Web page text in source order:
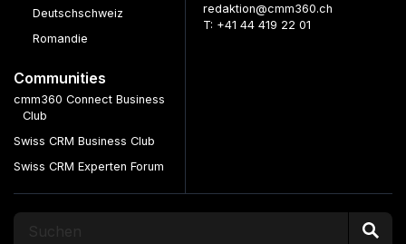
Deutschschweiz
Romandie
Communities
cmm360 Connect Business
Club
Swiss CRM Business Club
Swiss CRM Experten Forum
redaktion@cmm360.ch
T: +41 44 419 22 01